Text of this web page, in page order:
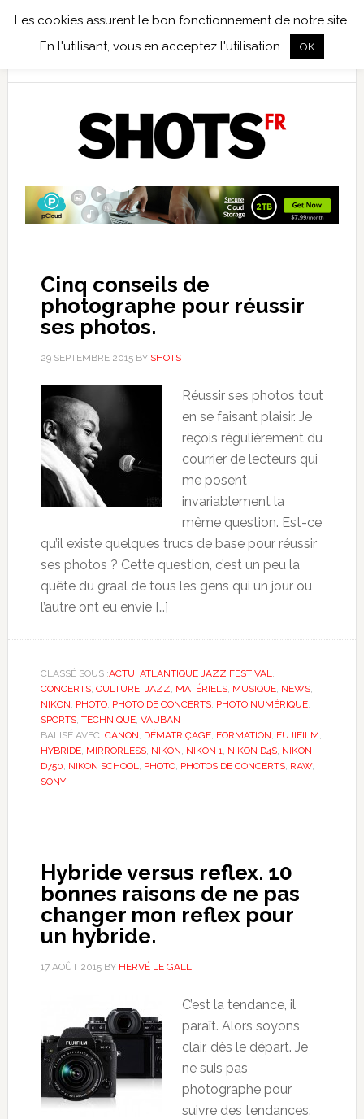
Cinq conseils de
photographe pour réussir
ses photos.
29 SEPTEMBRE 2015BY SHOTS
Réussir ses photos tout
en se faisant plaisir. Je
reçois régulièrement du
courrier de lecteurs qui
me posent
invariablement la
même question. Est-ce
qu’il existe quelques trucs de base pour réussir
ses photos ? Cette question, c’est un peu la
quête du graal de tous les gens qui un jour ou
l’autre ont eu envie […]
CLASSÉ SOUS :ACTU ATLANTIQUE JAZZ FESTIVAL
CONCERTS, CULTURE, JAZZ MATÉRIELS, MUSIQUE, NEWS,
NIKON PHOTO, PHOTO DE CONCERTS, PHOTO NUMÉRIQUE,
SPORTS, TECHNIQUE, VAUBAN
BALISÉ AVEC :CANON DÉMATRIÇAGE, FORMATION FUJIFILM
HYBRIDE, MIRRORLESS, NIKON NIKON 1 NIKON D4S, NIKON
D750 NIKON SCHOOL PHOTO, PHOTOS DE CONCERTS, RAW,
SONY
Hybride versus reflex. 10
bonnes raisons de ne pas
changer mon reflex pour
un hybride.
17 AOÛT 2015BY HERVÉ LE GALL
C’est la tendance, il
paraît. Alors soyons
clair, dès le départ. Je
ne suis pas
photographe pour
suivre des tendances.
Les cookies assurent le bon fonctionnement de notre site.
En l'utilisant, vous en acceptez l'utilisation.
OK